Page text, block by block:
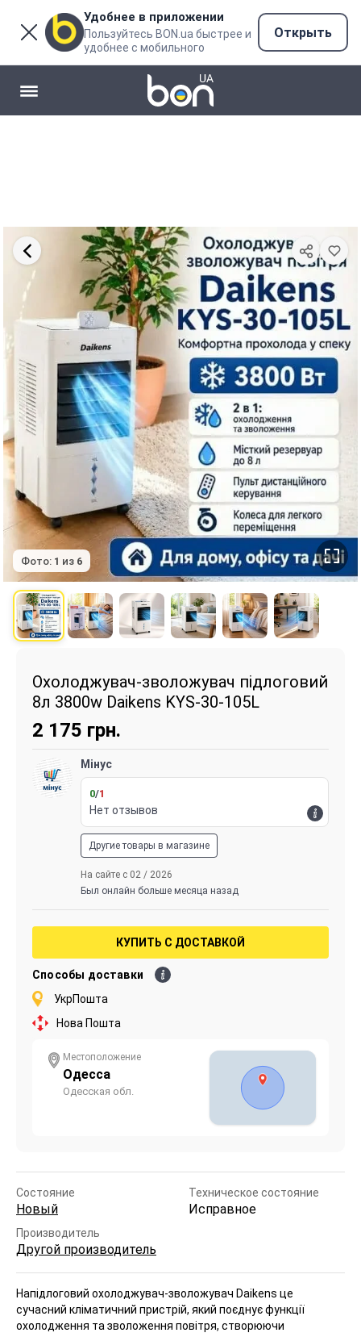
Удобнее в приложении
Пользуйтесь BON.ua быстрее и
удобнее с мобильного
Открыть
Фото: 1 из 6
Охолоджувач-зволожувач підлоговий
8л 3800w Daikens KYS-30-105L
2 175 грн.
Мінус
0/1
Нет отзывов
Другие товары в магазине
На сайте с 02 / 2026
Был онлайн больше месяца назад
КУПИТЬ С ДОСТАВКОЙ
Способы доставки
УкрПошта
Нова Пошта
Местоположение
Одесса
Одесская обл.
Состояние
Новый
Техническое состояние
Исправное
Производитель
Другой производитель
Напідлоговий охолоджувач-зволожувач Daikens це
сучасний кліматичний пристрій, який поєднує функції
охолодження та зволоження повітря, створюючи